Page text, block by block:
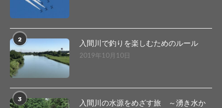
2 入間川で釣りを楽しむためのルール
2019年10月10日
3
入間川の水源をめざす旅 ～湧き水か